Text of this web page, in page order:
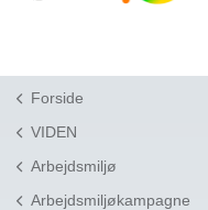
Forside
VIDEN
Arbejdsmiljø
Arbejdsmiljøkampagne